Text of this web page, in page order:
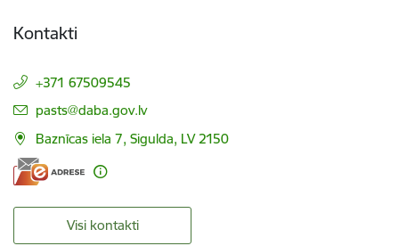
Kontakti
+371 67509545
E-pasts:
pasts@daba.gov.lv
Baznīcas iela 7, Sigulda, LV 2150
Visi kontakti